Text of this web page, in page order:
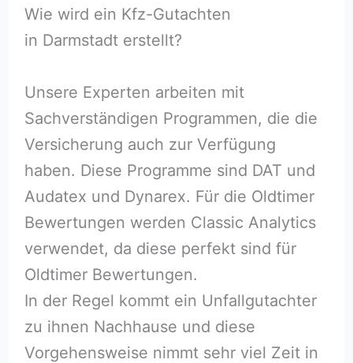
Wie wird ein Kfz-Gutachten
in Darmstadt erstellt?
Unsere Experten arbeiten mit
Sachverständigen Programmen, die die
Versicherung auch zur Verfügung
haben. Diese Programme sind DAT und
Audatex und Dynarex. Für die Oldtimer
Bewertungen werden Classic Analytics
verwendet, da diese perfekt sind für
Oldtimer Bewertungen.
In der Regel kommt ein Unfallgutachter
zu ihnen Nachhause und diese
Vorgehensweise nimmt sehr viel Zeit in